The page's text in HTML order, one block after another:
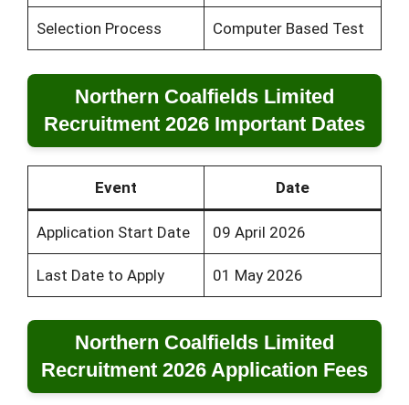
Selection Process Computer Based Test
Northern Coalfields Limited
Recruitment 2026 Important Dates
Event Date
Application Start Date 09 April 2026
Last Date to Apply 01 May 2026
Northern Coalfields Limited
Recruitment 2026 Application Fees